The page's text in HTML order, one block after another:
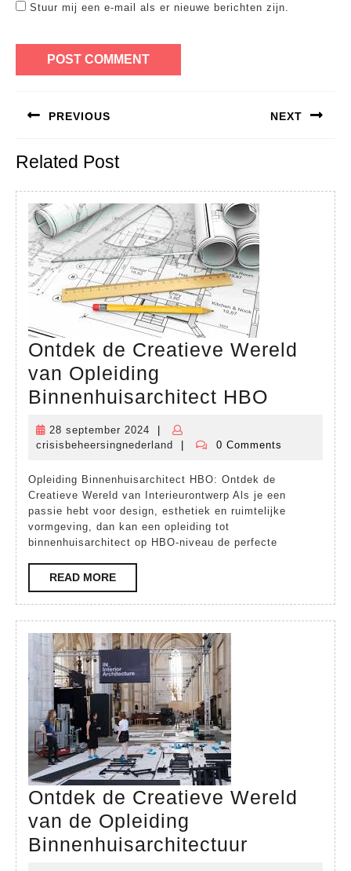
Stuur mij een e-mail als er nieuwe berichten zijn.
navigatie
PREVIOUS
post:
NEXT
Related Post
Ontdek de Creatieve Wereld
van Opleiding
Binnenhuisarchitect HBO Ontdek
van
28 september 2024
28
september
crisisbeheersingnederland
crisisbeheersingnederland
0 Comments
Opleiding Binnenhuisarchitect HBO: Ontdek de
Creatieve Wereld van Interieurontwerp Als je een
passie hebt voor design, esthetiek en ruimtelijke
vormgeving, dan kan een opleiding tot
binnenhuisarchitect op HBO-niveau de perfecte
READ MOREREAD
MORE
Ontdek de Creatieve Wereld
van de Opleiding
Binnenhuisarchitectuur